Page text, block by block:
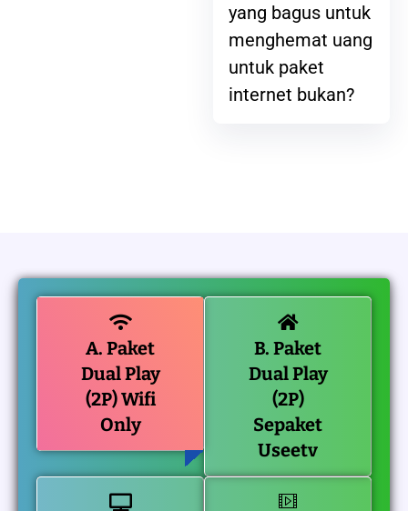
yang bagus untuk
menghemat uang
untuk paket
internet bukan?
A. Paket
Dual Play
(2P) Wifi
Only
B. Paket
Dual Play
(2P)
Sepaket
Useetv